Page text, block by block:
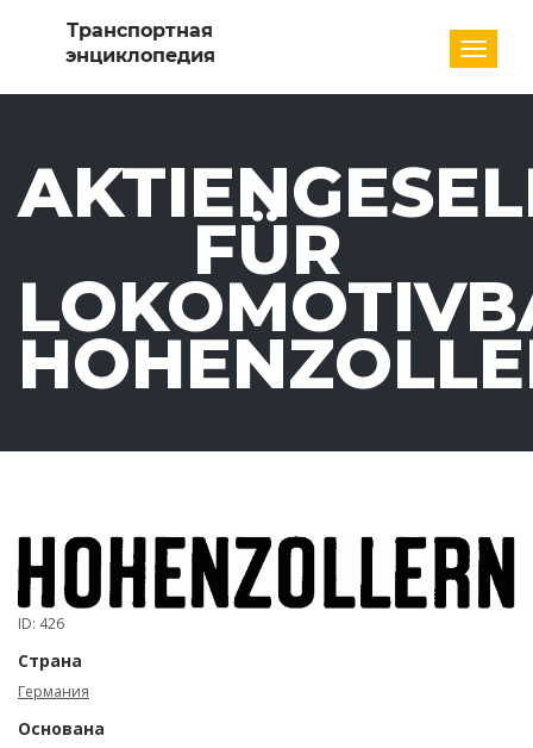
FÜR
ID: 426
Страна
Германия
Основана